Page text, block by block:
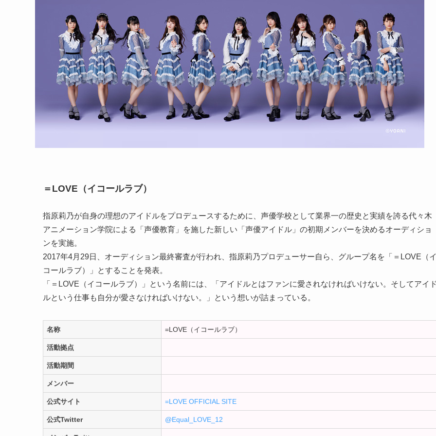
＝LOVE（イコールラブ）
指原莉乃が自身の理想のアイドルをプロデュースするために、声優学校として業界一の歴史と実績を誇る代々木
アニメーション学院による「声優教育」を施した新しい「声優アイドル」の初期メンバーを決めるオーディショ
ンを実施。
2017年4月29日、オーディション最終審査が行われ、指原莉乃プロデューサー自ら、グループ名を「＝LOVE（
コールラブ）」とすることを発表。
「＝LOVE（イコールラブ）」という名前には、「アイドルとはファンに愛されなければいけない。そしてアイ
ルという仕事も自分が愛さなければいけない。」という想いが詰まっている。
名称 =LOVE（イコールラブ）
活動拠点
活動期間
メンバー
公式サイト =LOVE OFFICIAL SITE
公式Twitter @Equal_LOVE_12